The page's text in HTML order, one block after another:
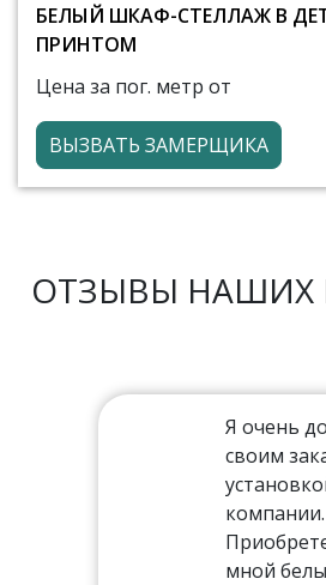
БЕЛЫЙ ШКАФ-СТЕЛЛАЖ В
ПРИНТОМ
Цена за пог. метр от
ВЫЗВАТЬ ЗАМЕРЩИКА
ОТЗЫВЫ НАШИХ
Я очень
своим
компании.
мной